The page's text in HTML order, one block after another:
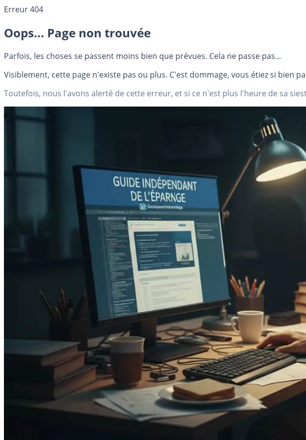
Erreur 404
Oops... Page non trouvée
Parfois, les choses se passent moins bien que prévues. Cela ne passe pas...
Visiblement, cette page n'existe pas ou plus. C'est dommage, vous étiez si bien
Toutefois, nous l'avons alerté de cette erreur, et si ce n'est plus l'heure de sa